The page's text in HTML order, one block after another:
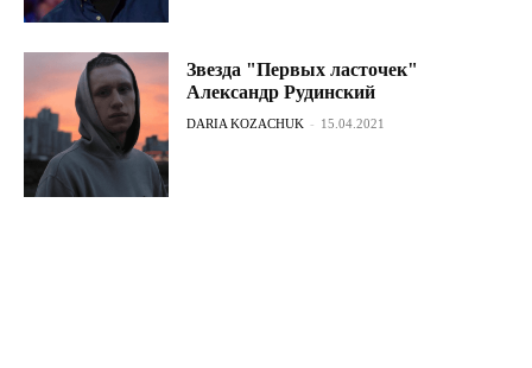
Звезда "Первых ласточек"
Александр Рудинский
DARIA KOZACHUK - 15.04.2021